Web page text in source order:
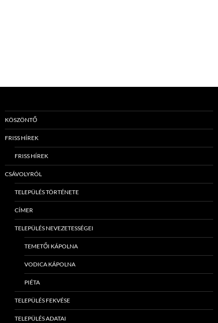
KÖSZÖNTŐ
FRISS HÍREK
FRISS HÍREK
CSÁVOLYRÓL
TELEPÜLÉS TÖRTÉNETE
CÍMER
TELEPÜLÉS NEVEZETESSÉGEI
TEMETŐI KÁPOLNA
VODICA KÁPOLNA
PIÉTA
TELEPÜLÉS FEKVÉSE
TELEPÜLÉS ADATAI